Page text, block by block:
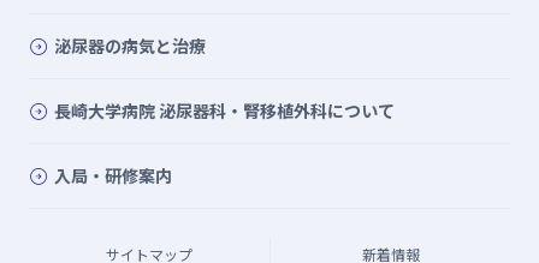
泌尿器の病気と治療
長崎大学病院 泌尿器科・腎移植外科について
入局・研修案内
サイトマップ 新着情報